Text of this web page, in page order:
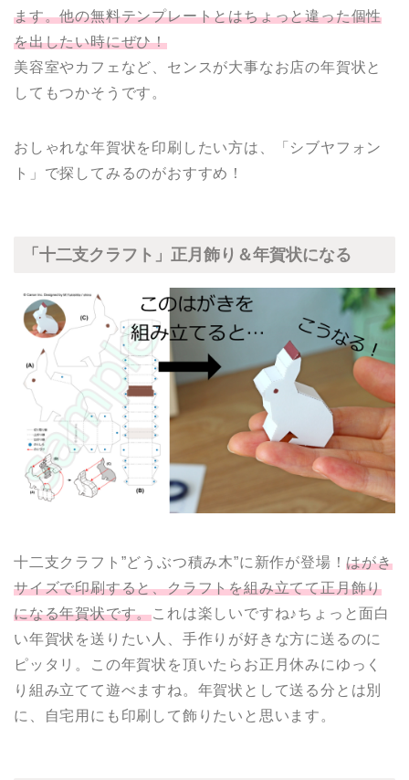
ます。他の無料テンプレートとはちょっと違った個性
を出したい時にぜひ！
美容室やカフェなど、センスが大事なお店の年賀状と
してもつかそうです。
おしゃれな年賀状を印刷したい方は、「シブヤフォン
ト」で探してみるのがおすすめ！
「十二支クラフト」正月飾り＆年賀状になる
十二支クラフト”どうぶつ積み木”に新作が登場！はがき
サイズで印刷すると、クラフトを組み立てて正月飾り
になる年賀状です。これは楽しいですね♪ちょっと面白
い年賀状を送りたい人、手作りが好きな方に送るのに
ピッタリ。この年賀状を頂いたらお正月休みにゆっく
り組み立てて遊べますね。年賀状として送る分とは別
に、自宅用にも印刷して飾りたいと思います。